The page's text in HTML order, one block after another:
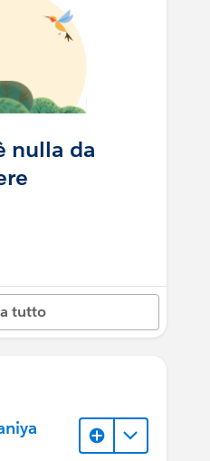
nulla da
tutto